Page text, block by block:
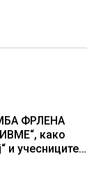
ФРЛЕНА
како
и учесниците